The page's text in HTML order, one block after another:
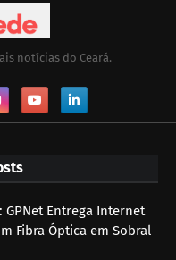
notícias do Ceará.
GPNet Entrega Internet
Fibra Óptica em Sobral